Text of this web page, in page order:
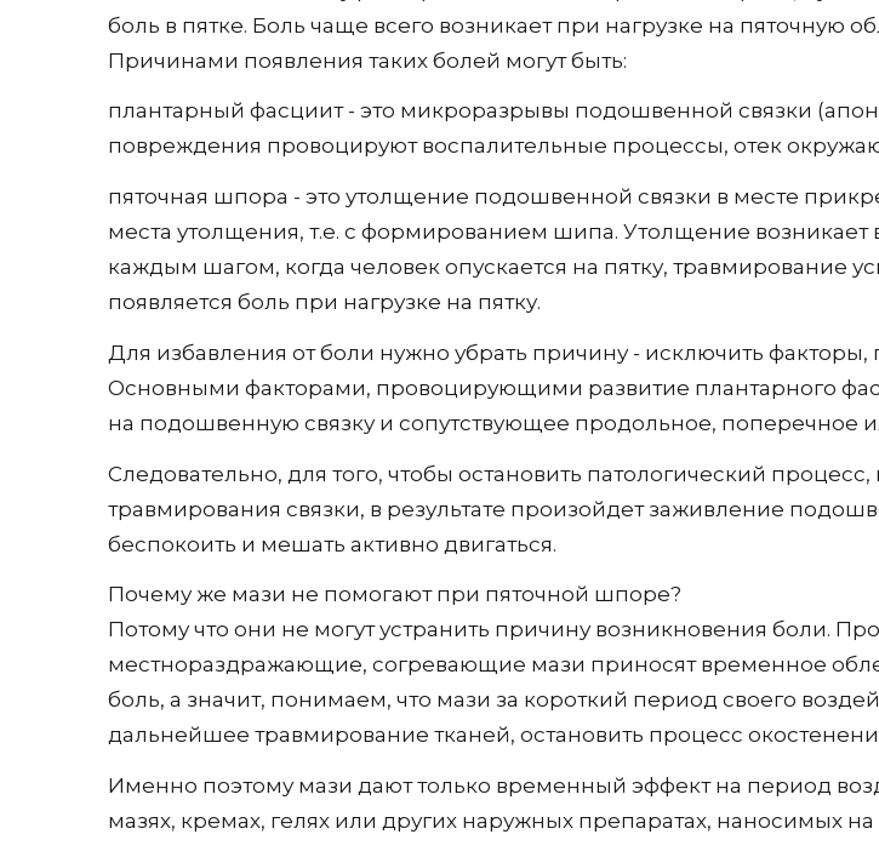
боль в пятке. Боль чаще всего возникает при нагрузке на пяточную
Причинами появления таких болей могут быть:
плантарный фасциит - это микроразрывы подошвенной связки
повреждения провоцируют воспалительные процессы, отек
пяточная шпора - это утолщение подошвенной связки в месте
места утолщения, т.е. с формированием шипа. Утолщение
каждым шагом, когда человек опускается на пятку, травмирование
появляется боль при нагрузке на пятку.
Для избавления от боли нужно убрать причину - исключить
Основными факторами, провоцирующими развитие плантарного
на подошвенную связку и сопутствующее продольное, поперечное
Следовательно, для того, чтобы остановить патологический
травмирования связки, в результате произойдет заживление
беспокоить и мешать активно двигаться.
Почему же мази не помогают при пяточной шпоре?
Потому что они не могут устранить причину возникновения боли.
местнораздражающие, согревающие мази приносят временное
боль, а значит, понимаем, что мази за короткий период своего
дальнейшее травмирование тканей, остановить процесс
Именно поэтому мази дают только временный эффект на период
мазях, кремах, гелях или других наружных препаратах, наносимых